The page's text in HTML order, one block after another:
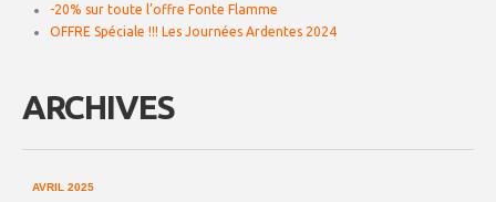
-20% sur toute l’offre Fonte Flamme
OFFRE Spéciale !!! Les Journées Ardentes 2024
ARCHIVES
AVRIL 2025